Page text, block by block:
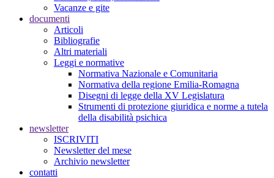
Vacanze e gite
documenti
Articoli
Bibliografie
Altri materiali
Leggi e normative
Normativa Nazionale e Comunitaria
Normativa della regione Emilia-Romagna
Disegni di legge della XV Legislatura
Strumenti di protezione giuridica e norme a tutela
della disabilità psichica
newsletter
ISCRIVITI
Newsletter del mese
Archivio newsletter
contatti